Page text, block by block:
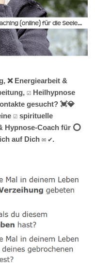
❌ Energiearbeit &
☑️ Heilhypnose
gesucht? 💓️💎
☑️ spirituelle
Hypnose-Coach für ⭕
auf Dich ✉ ✔.